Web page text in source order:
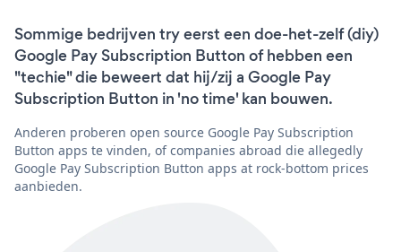
Sommige bedrijven try eerst een doe-het-zelf (diy)
Google Pay Subscription Button of hebben een
"techie" die beweert dat hij/zij a Google Pay
Subscription Button in 'no time' kan bouwen.
Anderen proberen open source Google Pay Subscription
Button apps te vinden, of companies abroad die allegedly
Google Pay Subscription Button apps at rock-bottom prices
aanbieden.